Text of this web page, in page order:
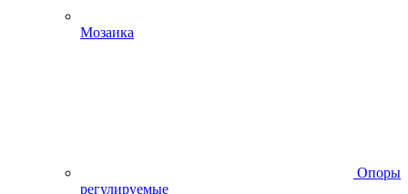
Мозаика
Опоры
регулируемые